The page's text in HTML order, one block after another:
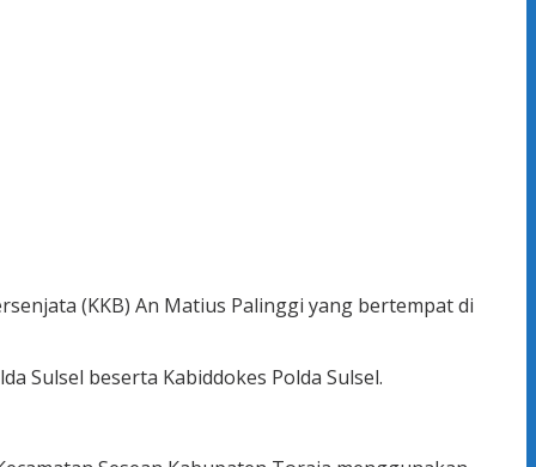
(KKB) An Matius Palinggi yang bertempat di
Sulsel beserta Kabiddokes Polda Sulsel.